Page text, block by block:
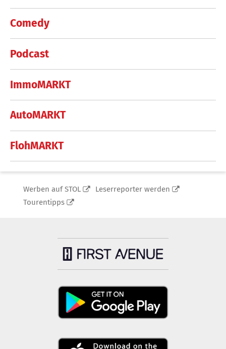
Comedy
Podcast
ImmoMARKT
AutoMARKT
FlohMARKT
Werben auf STOL
Leserreporter werden
Tourentipps